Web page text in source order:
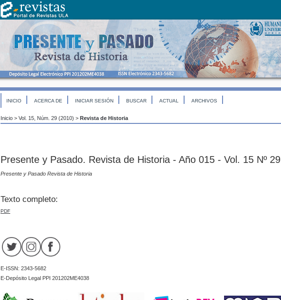
INICIO ACERCA DE INICIAR SESIÓN BUSCAR ACTUAL ARCHIVOS
Inicio > Vol. 15, Núm. 29 (2010) > Revista de Historia
Presente y Pasado. Revista de Historia - Año 015 - Vol. 15 Nº 29
Presente y Pasado Revista de Historia
Texto completo:
PDF
E-ISSN: 2343-5682
E-Depósito Legal PPI 201202ME4038